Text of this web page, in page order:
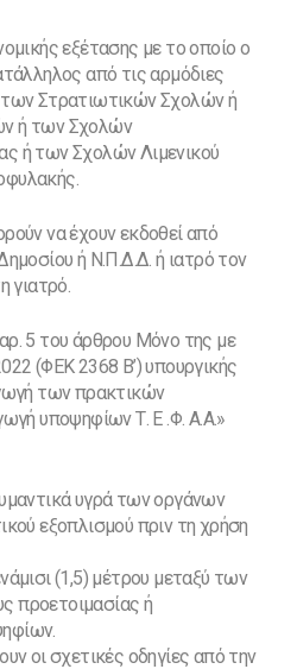
εξέτασης με το οποίο ο
από τις αρμόδιες
των Στρατιωτικών Σχολών ή
ή των Σχολών
ή των Σχολών Λιμενικού
να έχουν εκδοθεί από
ή Ν.Π.Δ.Δ. ή ιατρό τον
γιατρό.
5 του άρθρου Μόνο της με
(ΦΕΚ 2368 Β’) υπουργικής
των πρακτικών
υποψηφίων Τ. Ε .Φ. Α.Α.»
υγρά των οργάνων
εξοπλισμού πριν τη χρήση
(1,5) μέτρου μεταξύ των
προετοιμασίας ή
οι σχετικές οδηγίες από την